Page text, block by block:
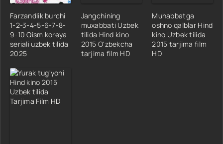
Farzandlik burchi
1-2-3-4-5-6-7-8-
9-10 Qism koreya
seriali uzbek tilida
2025
Jangchining
muxabbati Uzbek
tilida Hind kino
2015 O'zbekcha
tarjima film HD
Muhabbatga
oshno qalblar Hind
kino Uzbek tilida
2015 tarjima film
HD